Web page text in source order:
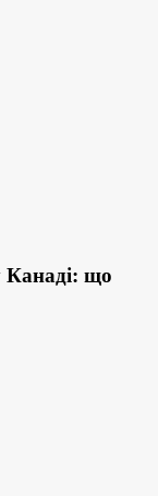
Канаді: що